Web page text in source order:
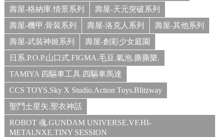
壽屋-格納庫.情景系列
壽屋-天元突破系列
壽屋-機甲.骨裝系列
壽屋-洛克人系列
壽屋-其他系列
壽屋-武裝神姬系列
壽屋-創彩少女庭園
日系.P.O.P.山口式.FIGMA.毛豆.氣泡.撕撕樂.
TAMIYA 四驅車工具.四驅車馬達
CCS TOYS.Sky X Studio.Action Toys.Blitzway
聖鬥士星矢.聖衣神話
ROBOT 魂.GUNDAM UNIVERSE.VF.HI-
METAl.NXE.TINY SESSION